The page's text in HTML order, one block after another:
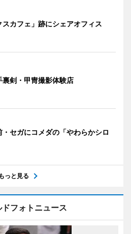
スカフェ」跡にシェアオフィス
裏剣・甲冑撮影体験店
・セガにコメダの「やわらかシロ
もっと見る
ドフォトニュース